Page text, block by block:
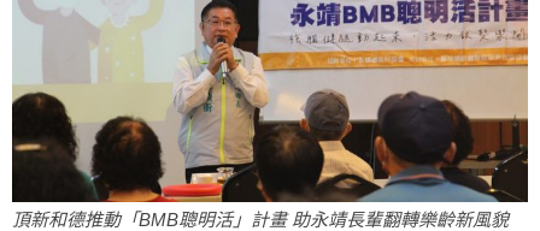
頂新和德推動「BMB聰明活」計畫 助永靖長輩翻轉樂齡新風貌